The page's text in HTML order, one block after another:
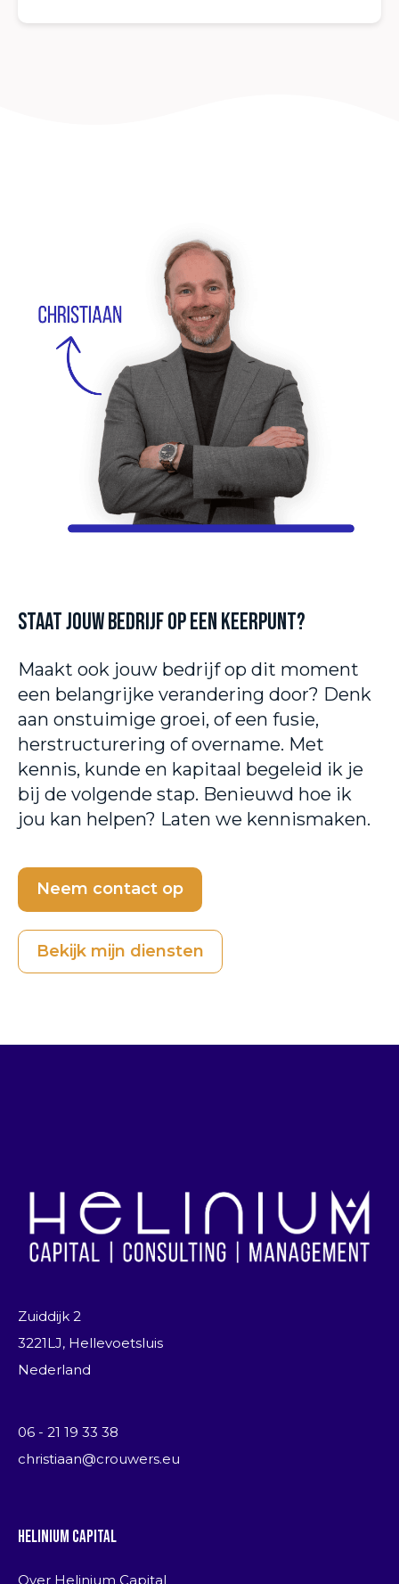
Staat jouw bedrijf op een keerpunt?
Maakt ook jouw bedrijf op dit moment
een belangrijke verandering door? Denk
aan onstuimige groei, of een fusie,
herstructurering of overname. Met
kennis, kunde en kapitaal begeleid ik je
bij de volgende stap. Benieuwd hoe ik
jou kan helpen? Laten we kennismaken.
Neem contact op
Bekijk mijn diensten
Zuiddijk 2
3221LJ, Hellevoetsluis
Nederland
06 - 21 19 33 38
christiaan@crouwers.eu
Helinium Capital
Over Helinium Capital